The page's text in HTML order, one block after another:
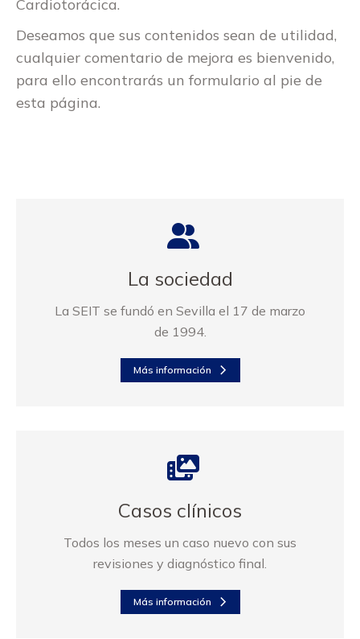
Cardiotorácica.
Deseamos que sus contenidos sean de utilidad,
cualquier comentario de mejora es bienvenido,
para ello encontrarás un formulario al pie de
esta página.
La sociedad
La SEIT se fundó en Sevilla el 17 de marzo
de 1994.
Más información
Casos clínicos
Todos los meses un caso nuevo con sus
revisiones y diagnóstico final.
Más información